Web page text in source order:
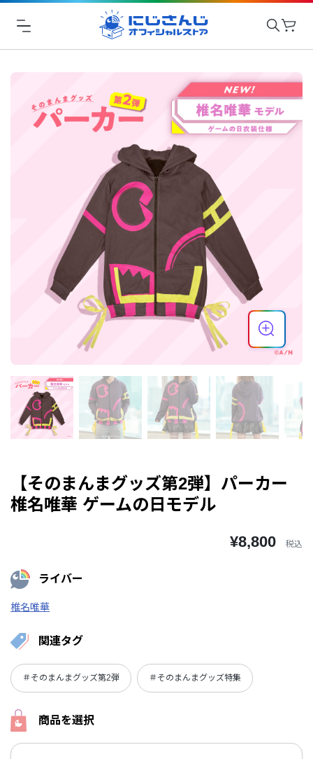
【そのまんまグッズ第2弾】パーカー
椎名唯華 ゲームの日モデル
¥8,800 税込
ライバー
椎名唯華
関連タグ
＃そのまんまグッズ第2弾 ＃そのまんまグッズ特集
商品を選択